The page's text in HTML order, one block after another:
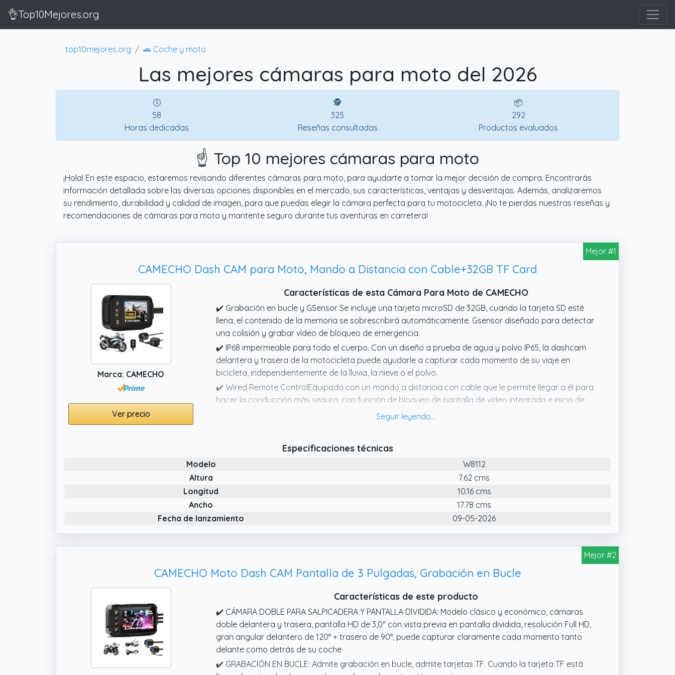
👌Top10Mejores.org
top10mejores.org 🚗 Coche y moto
Las mejores cámaras para moto del 2026
🕔
58
Horas dedicadas
🕵
325
Reseñas consultadas
📦
292
Productos evaluados
☝️ Top 10 mejores cámaras para moto
¡Hola! En este espacio, estaremos revisando diferentes cámaras para moto, para ayudarte a tomar la mejor decisión de compra. Encontrarás
información detallada sobre las diversas opciones disponibles en el mercado, sus características, ventajas y desventajas. Además, analizaremos
su rendimiento, durabilidad y calidad de imagen, para que puedas elegir la cámara perfecta para tu motocicleta. ¡No te pierdas nuestras reseñas y
recomendaciones de cámaras para moto y mantente seguro durante tus aventuras en carretera!
Mejor #1
CAMECHO Dash CAM para Moto, Mando a Distancia con Cable+32GB TF Card
Marca: CAMECHO
Ver precio
Características de esta Cámara Para Moto de CAMECHO
✔️ Grabación en bucle y GSensor Se incluye una tarjeta microSD de 32GB, cuando la tarjeta SD esté
llena, el contenido de la memoria se sobrescribirá automáticamente. Gsensor diseñado para detectar
una colisión y grabar vídeo de bloqueo de emergencia.
✔️ IP68 impermeable para todo el cuerpo. Con un diseño a prueba de agua y polvo IP65, la dashcam
delantera y trasera de la motocicleta puede ayudarle a capturar cada momento de su viaje en
bicicleta, independientemente de la lluvia, la nieve o el polvo.
✔️ Wired Remote ControlEquipado con un mando a distancia con cable que le permite llegar a él para
hacer la conducción más segura, con función de bloqueo de pantalla de vídeo integrada e inicio de
grabación, botones multifuncionales todo en uno.
del asiento sin preocuparse por la lluvia.
✔️ Double dashcam y visualización de pantalla dividida. Modelo clásico y económico, doble cámara
frontal y trasera, pantalla HD de 2,0" con vista previa de pantalla dividida, resolución Full HD, gran
angular frontal de 120 ° + gran angular trasero de 90 °, puede capturar claramente cada momento
Especificaciones técnicas
Modelo
W8112
Altura
7.62 cms
Longitud
10.16 cms
Ancho
17.78 cms
Fecha de lanzamiento
09-05-2026
Mejor #2
CAMECHO Moto Dash CAM Pantalla de 3 Pulgadas, Grabación en Bucle
Características de este producto
✔️ CÁMARA DOBLE PARA SALPICADERA Y PANTALLA DIVIDIDA: Modelo clásico y económico, cámaras
doble delantera y trasera, pantalla HD de 3,0" con vista previa en pantalla dividida, resolución Full HD,
gran angular delantero de 120° + trasero de 90°, puede capturar claramente cada momento tanto
delante como detrás de su coche
✔️ GRABACIÓN EN BUCLE: Admite grabación en bucle, admite tarjetas TF. Cuando la tarjeta TF está